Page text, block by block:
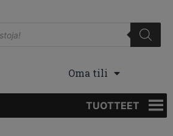
Oma tili
TUOTTEET